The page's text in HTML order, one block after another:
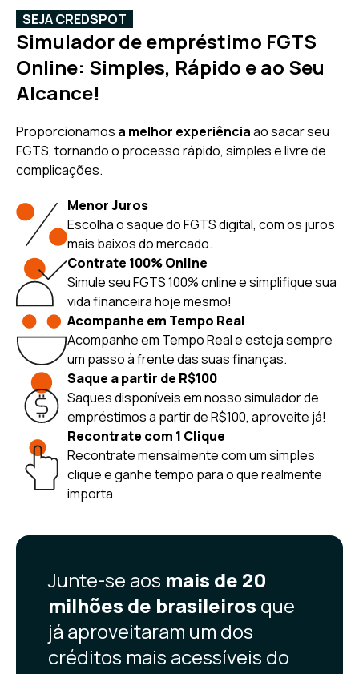
SEJA CREDSPOT
Simulador de empréstimo FGTS
Online: Simples, Rápido e ao Seu
Alcance!
Proporcionamos a melhor experiênciaao sacar seu
FGTS, tornando o processo rápido, simples e livre de
complicações.
Menor Juros
Escolha o saque do FGTS digital, com os juros
mais baixos do mercado.
Contrate 100% Online
Simule seu FGTS 100% online e simplifique sua
vida financeira hoje mesmo!
Acompanhe em Tempo Real
Acompanhe em Tempo Real e esteja sempre
um passo à frente das suas finanças.
Saque a partir de R$100
Saques disponíveis em nosso simulador de
empréstimos a partir de R$100, aproveite já!
Recontrate com 1 Clique
Recontrate mensalmente com um simples
clique e ganhe tempo para o que realmente
importa.
Junte-se aos mais de 20
milhões de brasileiros que
já aproveitaram um dos
créditos mais acessíveis do